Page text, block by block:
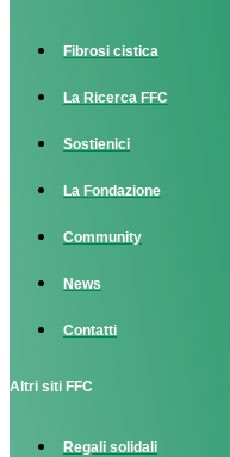
Fibrosi cistica
La Ricerca FFC
Sostienici
La Fondazione
Community
News
Contatti
Altri siti FFC
Regali solidali